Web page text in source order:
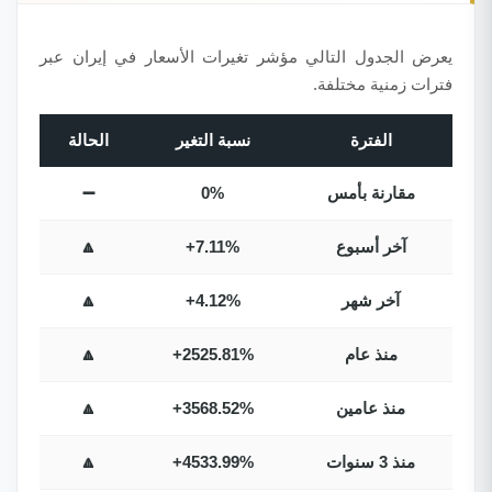
يعرض الجدول التالي مؤشر تغيرات الأسعار في إيران عبر
فترات زمنية مختلفة.
الفترة نسبة التغير الحالة
مقارنة بأمس 0%
➖
آخر أسبوع +7.11%
🔼
آخر شهر +4.12%
🔼
منذ عام +2525.81%
🔼
منذ عامين +3568.52%
🔼
منذ 3 سنوات +4533.99%
🔼